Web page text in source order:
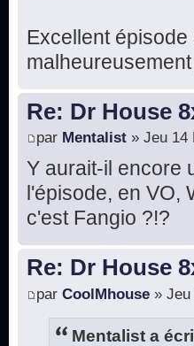
Excellent
Re: Dr House
par Mentalist » Jeu 14
Y aurait-il encore
l'épisode, en VO,
c'est Fangio ?!?
Re: Dr House
par CoolMhouse » Jeu
Mentalist a